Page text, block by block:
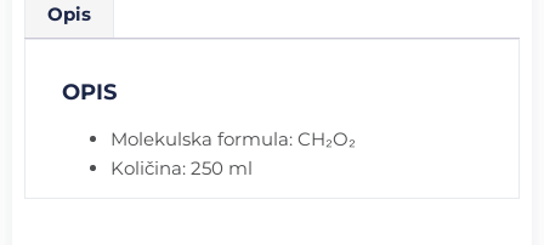
Opis
OPIS
Molekulska formula: CH₂O₂
Količina: 250 ml